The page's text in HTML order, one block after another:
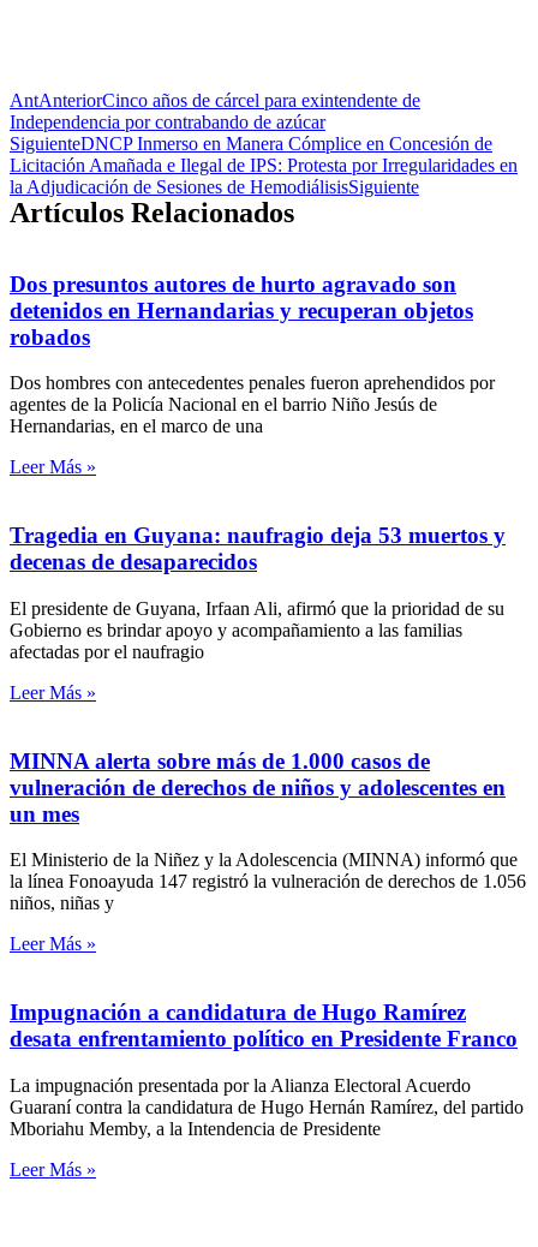
AntAnteriorCinco años de cárcel para exintendente de
Independencia por contrabando de azúcar
SiguienteDNCP Inmerso en Manera Cómplice en Concesión de
Licitación Amañada e Ilegal de IPS: Protesta por Irregularidades en
la Adjudicación de Sesiones de HemodiálisisSiguiente
Artículos Relacionados
Dos presuntos autores de hurto agravado son
detenidos en Hernandarias y recuperan objetos
robados
Dos hombres con antecedentes penales fueron aprehendidos por
agentes de la Policía Nacional en el barrio Niño Jesús de
Hernandarias, en el marco de una
Leer Más »
Tragedia en Guyana: naufragio deja 53 muertos y
decenas de desaparecidos
El presidente de Guyana, Irfaan Ali, afirmó que la prioridad de su
Gobierno es brindar apoyo y acompañamiento a las familias
afectadas por el naufragio
Leer Más »
MINNA alerta sobre más de 1.000 casos de
vulneración de derechos de niños y adolescentes en
un mes
El Ministerio de la Niñez y la Adolescencia (MINNA) informó que
la línea Fonoayuda 147 registró la vulneración de derechos de 1.056
niños, niñas y
Leer Más »
Impugnación a candidatura de Hugo Ramírez
desata enfrentamiento político en Presidente Franco
La impugnación presentada por la Alianza Electoral Acuerdo
Guaraní contra la candidatura de Hugo Hernán Ramírez, del partido
Mboriahu Memby, a la Intendencia de Presidente
Leer Más »